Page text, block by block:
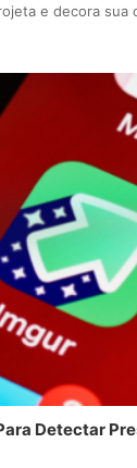
e decora sua
Detectar